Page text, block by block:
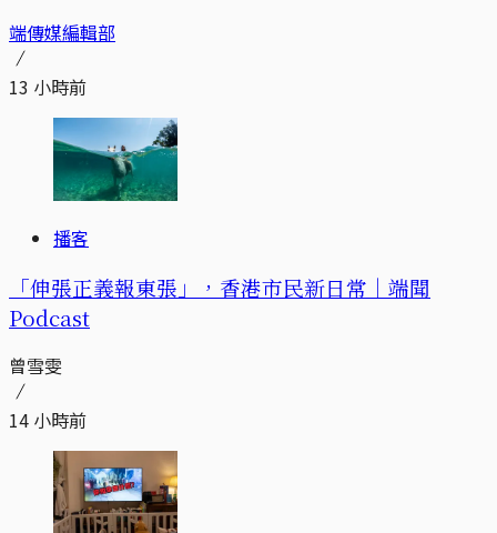
端傳媒編輯部
13 小時前
播客
「伸張正義報東張」，香港市民新日常｜端聞
Podcast
曾雪雯
14 小時前